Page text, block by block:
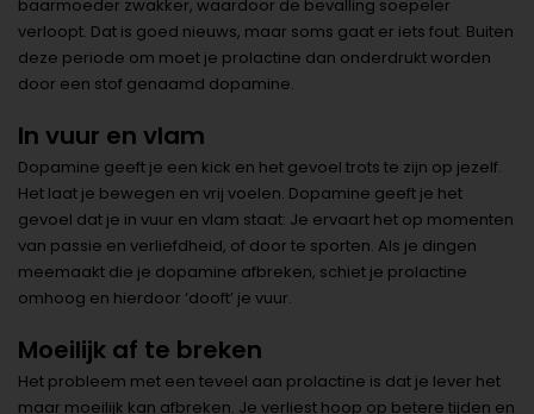
baarmoeder zwakker, waardoor de bevalling soepeler
verloopt. Dat is goed nieuws, maar soms gaat er iets fout. Buiten
deze periode om moet je prolactine dan onderdrukt worden
door een stof genaamd dopamine.
In vuur en vlam
Dopamine geeft je een kick en het gevoel trots te zijn op jezelf.
Het laat je bewegen en vrij voelen. Dopamine geeft je het
gevoel dat je in vuur en vlam staat: Je ervaart het op momenten
van passie en verliefdheid, of door te sporten. Als je dingen
meemaakt die je dopamine afbreken, schiet je prolactine
omhoog en hierdoor ‘dooft’ je vuur.
Moeilijk af te breken
Het probleem met een teveel aan prolactine is dat je lever het
maar moeilijk kan afbreken. Je verliest hoop op betere tijden en